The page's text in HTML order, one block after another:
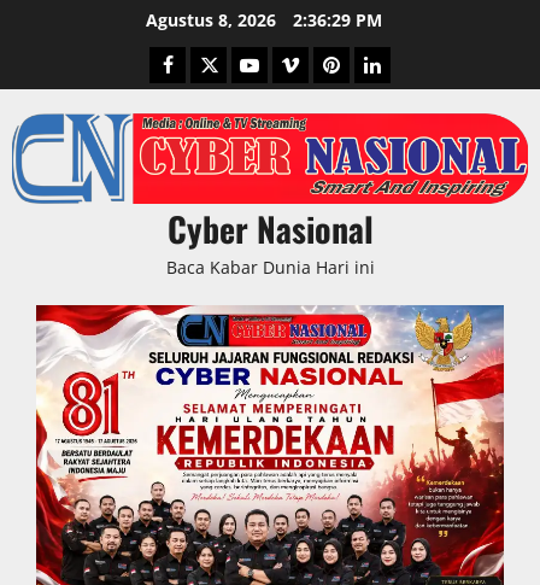
Agustus 8, 2026 2:36:30 PM
Facebook
TwitterYoutubeVimeoPinterestLinkedIn
Cyber Nasional
Baca Kabar Dunia Hari ini